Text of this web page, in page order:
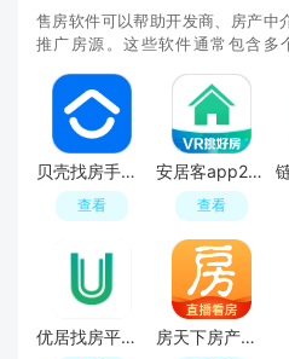
售房软件可以帮助开发商、房产中
推广房源。这些软件通常包含多
贝壳找房手机app官方版下载
查看
安居客app2026官方版
查看
优居找房平台APP官方最新版 房天下房产估价计算器手机版